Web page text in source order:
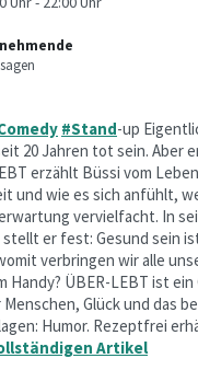
#Stand-up
20 Jahren tot sein. Aber
erzählt Büssi vom
und wie es sich anfühlt,
vervielfacht. In
er fest: Gesund sein
verbringen wir alle
Handy? ÜBER-LEBT ist ein
Menschen, Glück und das
Humor. Rezeptfrei
Artikel